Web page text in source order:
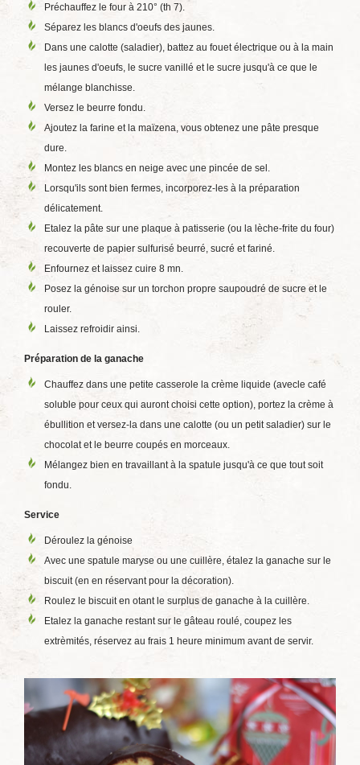
Préchauffez le four à 210° (th 7).
Séparez les blancs d'oeufs des jaunes.
Dans une calotte (saladier), battez au fouet électrique ou à la main
les jaunes d'oeufs, le sucre vanillé et le sucre jusqu'à ce que le
mélange blanchisse.
Versez le beurre fondu.
Ajoutez la farine et la maïzena, vous obtenez une pâte presque
dure.
Montez les blancs en neige avec une pincée de sel.
Lorsqu'ils sont bien fermes, incorporez-les à la préparation
délicatement.
Etalez la pâte sur une plaque à patisserie (ou la lèche-frite du four)
recouverte de papier sulfurisé beurré, sucré et fariné.
Enfournez et laissez cuire 8 mn.
Posez la génoise sur un torchon propre saupoudré de sucre et le
rouler.
Laissez refroidir ainsi.
Préparation de la ganache
Chauffez dans une petite casserole la crème liquide (avecle café
soluble pour ceux qui auront choisi cette option), portez la crème à
ébullition et versez-la dans une calotte (ou un petit saladier) sur le
chocolat et le beurre coupés en morceaux.
Mélangez bien en travaillant à la spatule jusqu'à ce que tout soit
fondu.
Service
Déroulez la génoise
Avec une spatule maryse ou une cuillère, étalez la ganache sur le
biscuit (en en réservant pour la décoration).
Roulez le biscuit en otant le surplus de ganache à la cuillère.
Etalez la ganache restant sur le gâteau roulé, coupez les
extrèmités, réservez au frais 1 heure minimum avant de servir.